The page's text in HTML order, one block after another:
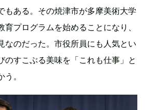
もある。その焼津市が多摩美術大学
育プログラムを始めることになり、
なのだった。市役所員にも人気とい
のすこぶる美味を「これも仕事」と
。